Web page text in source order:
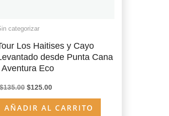
categorizar
Los Haitises y Cayo
desde Punta Cana
Aventura Eco
$135.00 El
era:
$125.00El
es:
AÑADIR AL CARRITO